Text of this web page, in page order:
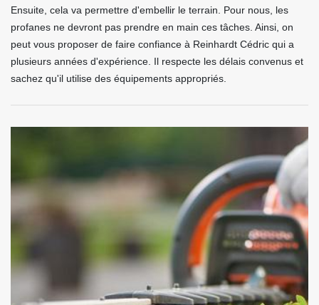
Ensuite, cela va permettre d'embellir le terrain. Pour nous, les
profanes ne devront pas prendre en main ces tâches. Ainsi, on
peut vous proposer de faire confiance à Reinhardt Cédric qui a
plusieurs années d'expérience. Il respecte les délais convenus et
sachez qu'il utilise des équipements appropriés.